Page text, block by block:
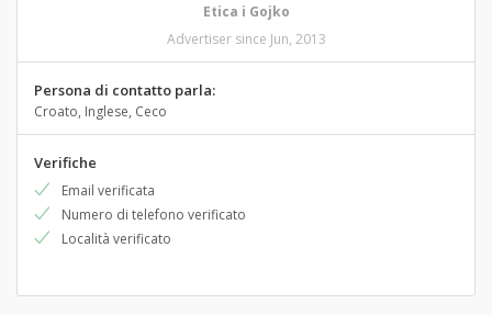
Etica i Gojko
Advertiser since Jun, 2013
Persona di contatto parla:
Croato, Inglese, Ceco
Verifiche
Email verificata
Numero di telefono verificato
Località verificato